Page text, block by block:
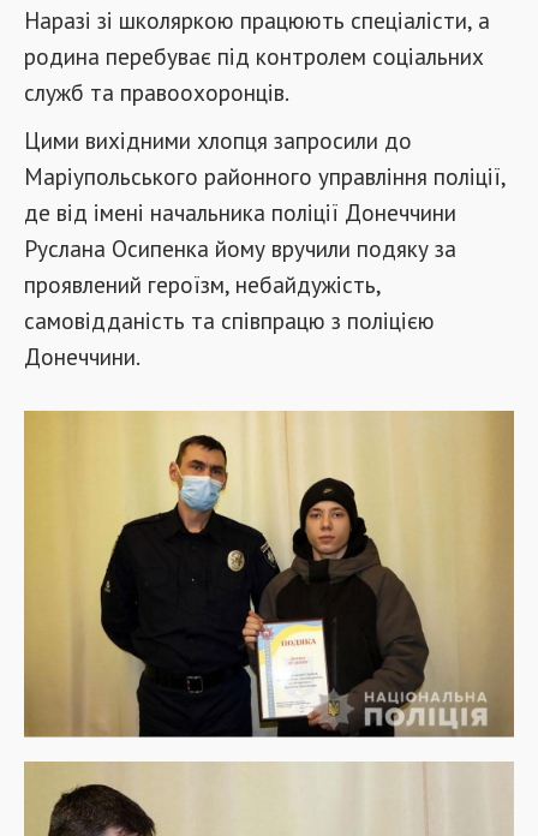
Наразі зі школяркою працюють спеціалісти, а
родина перебуває під контролем соціальних
служб та правоохоронців.
Цими вихідними хлопця запросили до
Маріупольського районного управління поліції,
де від імені начальника поліції Донеччини
Руслана Осипенка йому вручили подяку за
проявлений героїзм, небайдужість,
самовідданість та співпрацю з поліцією
Донеччини.